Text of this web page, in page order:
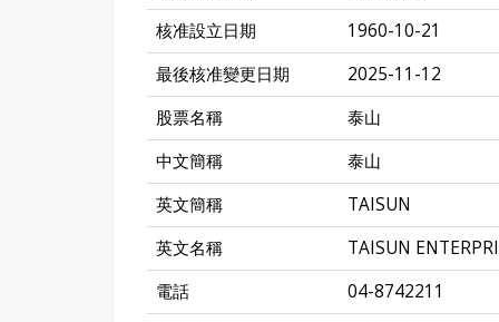
核准設立日期
1960-10-21
最後核准變更日期
2025-11-12
股票名稱
泰山
中文簡稱
泰山
英文簡稱
TAISUN
英文名稱
TAISUN
電話
04-8742211